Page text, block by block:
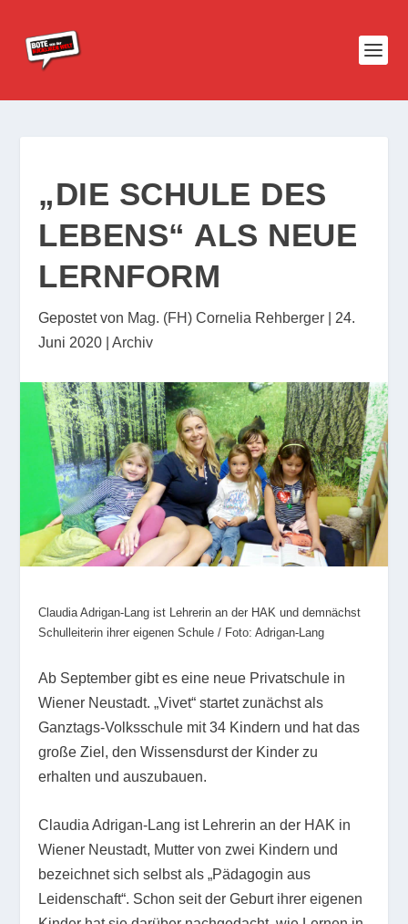
„DIE SCHULE DES
LEBENS“ ALS NEUE
LERNFORM
Gepostet von Mag. (FH) Cornelia Rehberger
24.
Juni 2020 |Archiv
Claudia Adrigan-Lang ist Lehrerin an der HAK und demnächst
Schulleiterin ihrer eigenen Schule / Foto: Adrigan-Lang
Ab September gibt es eine neue Privatschule in
Wiener Neustadt. „Vivet“ startet zunächst als
Ganztags-Volksschule mit 34 Kindern und hat das
große Ziel, den Wissensdurst der Kinder zu
erhalten und auszubauen.
Claudia Adrigan-Lang ist Lehrerin an der HAK in
Wiener Neustadt, Mutter von zwei Kindern und
bezeichnet sich selbst als „Pädagogin aus
Leidenschaft“. Schon seit der Geburt ihrer eigenen